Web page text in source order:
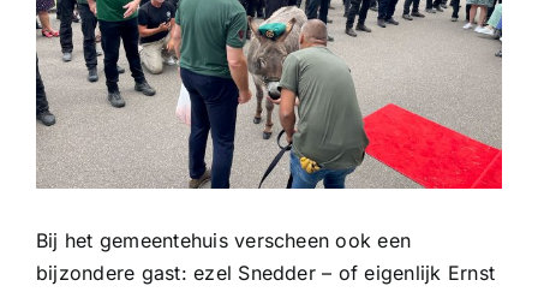
Bij het gemeentehuis verscheen ook een
bijzondere gast: ezel Snedder – of eigenlijk Ernst